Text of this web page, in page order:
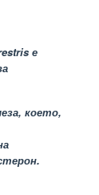
е
което,